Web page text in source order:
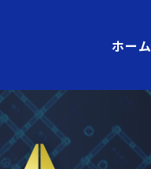
ホーム